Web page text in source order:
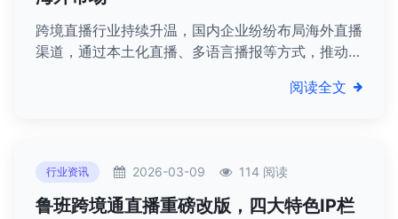
跨境直播行业持续升温，国内企业纷纷布局海外直播
渠道，通过本土化直播、多语言播报等方式，推动国
阅读全文
行业资讯 2026-03-09 114 阅读
鲁班跨境通直播重磅改版，四大特色IP栏